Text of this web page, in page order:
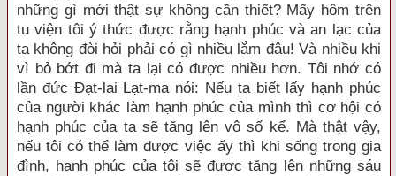
những gì mới thật sự không cần thiết? Mấy hôm trên
tu viện tôi ý thức được rằng hạnh phúc và an lạc của
ta không đòi hỏi phải có gì nhiều lắm đâu! Và nhiều khi
vì bỏ bớt đi mà ta lại có được nhiều hơn. Tôi nhớ có
lần đức Đạt-lai Lạt-ma nói: Nếu ta biết lấy hạnh phúc
của người khác làm hạnh phúc của mình thì cơ hội có
hạnh phúc của ta sẽ tăng lên vô số kể. Mà thật vậy,
nếu tôi có thể làm được việc ấy thì khi sống trong gia
đình, hạnh phúc của tôi sẽ được tăng lên những sáu